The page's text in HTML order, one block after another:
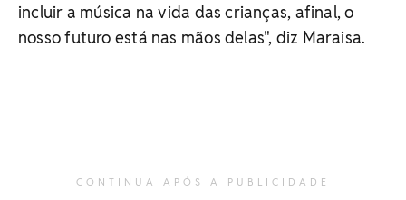
incluir a música na vida das crianças, afinal, o
nosso futuro está nas mãos delas", diz Maraisa.
CONTINUA APÓS A PUBLICIDADE